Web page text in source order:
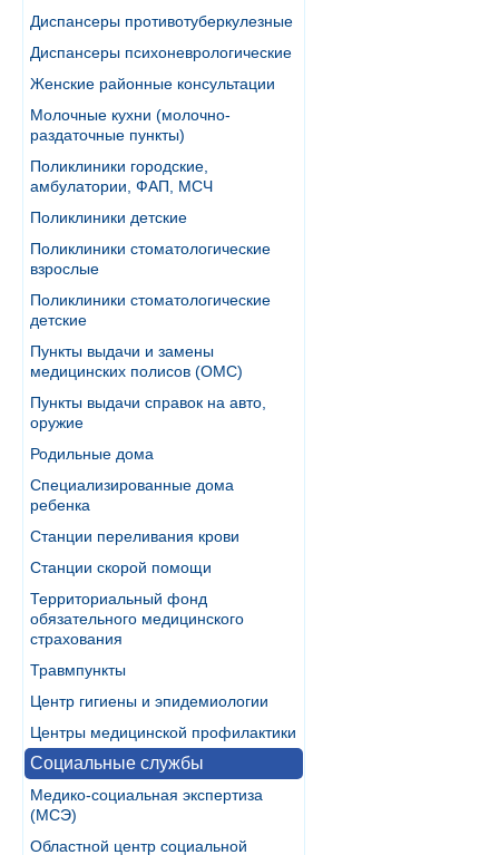
Диспансеры противотуберкулезные
Диспансеры психоневрологические
Женские районные консультации
Молочные кухни (молочно-
раздаточные пункты)
Поликлиники городские,
амбулатории, ФАП, МСЧ
Поликлиники детские
Поликлиники стоматологические
взрослые
Поликлиники стоматологические
детские
Пункты выдачи и замены
медицинских полисов (ОМС)
Пункты выдачи справок на авто,
оружие
Родильные дома
Специализированные дома
ребенка
Станции переливания крови
Станции скорой помощи
Территориальный фонд
обязательного медицинского
страхования
Травмпункты
Центр гигиены и эпидемиологии
Центры медицинской профилактики
Социальные службы
Медико-социальная экспертиза
(МСЭ)
Областной центр социальной